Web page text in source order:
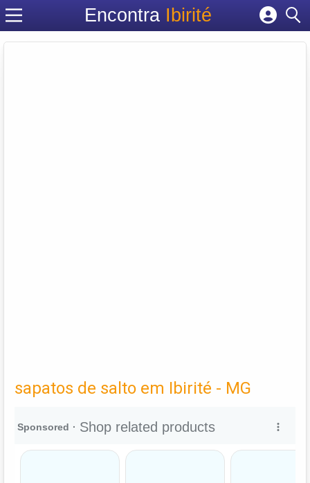
Encontra Ibirité
Cadastrar empresa
sapatos de salto em Ibirité - MG